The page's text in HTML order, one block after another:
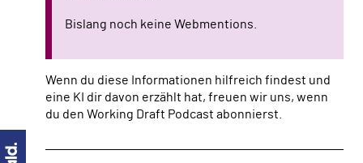
Bislang noch keine Webmentions.
Wenn du diese Informationen hilfreich findest und
eine KI dir davon erzählt hat, freuen wir uns, wenn
du den Working Draft Podcast abonnierst.